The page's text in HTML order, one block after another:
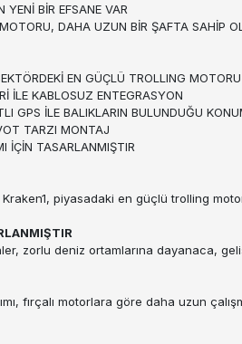
YENİ BİR EFSANE VAR
DAHA UZUN BİR ŞAFTA SAHİP
EN GÜÇLÜ TROLLING
İLE KABLOSUZ ENTEGRASYON
GPS İLE BALIKLARIN BULUNDUĞU
TARZI MONTAJ
İÇİN TASARLANMIŞTIR
piyasadaki en güçlü trolling
zorlu deniz ortamlarına dayanaca,
fırçalı motorlara göre daha uzun